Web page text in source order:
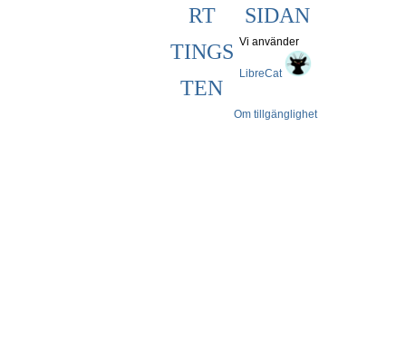
RT
TINGS
TEN
SIDAN
Om tillgänglighet
Vi använder
LibreCat